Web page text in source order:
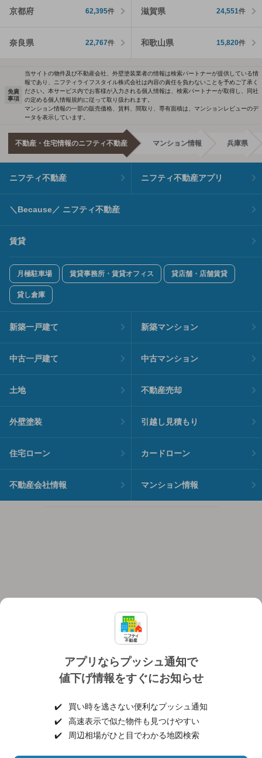
京都府 62,395件 滋賀県 24,551件
奈良県 22,767件 和歌山県 15,820件
アプリならプッシュ通知で
値下げ情報をすぐにお知らせ
✔️
買い時を逃さない便利なプッシュ通知
✔️
高速表示で似た物件も見つけやすい
✔️
周辺相場がひと目でわかる地図検索
免責
事項
当サイトの物件及び不動産会社、外壁塗装業者の情報は検索パートナーが提供している情
報であり、ニフティライフスタイル株式会社は内容の責任を負わないことを予めご了承く
ださい。本サービス内でお客様が入力される個人情報は、検索パートナーが取得し、同社
の定める個人情報規約に従って取り扱われます。
マンション情報の一部の販売価格、賃料、間取り、専有面積は、マンションレビューのデ
ータを表示しています。
不動産・住宅情報のニフティ不動産 マンション情報 兵庫県
ニフティ不動産 ニフティ不動産アプリ
＼Because／ ニフティ不動産
賃貸
月極駐車場 賃貸事務所・賃貸オフィス 貸店舗・店舗賃貸
貸し倉庫
新築一戸建て 新築マンション
中古一戸建て 中古マンション
土地 不動産売却
外壁塗装 引越し見積もり
住宅ローン カードローン
不動産会社情報 マンション情報
個人情報保護ポリシー 利用規約
ヘルプ・お問い合わせ 採用情報